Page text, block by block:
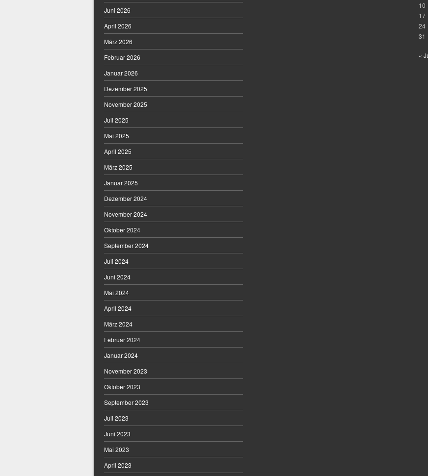
Juni 2026
April 2026
März 2026
Februar 2026
Januar 2026
Dezember 2025
November 2025
Juli 2025
Mai 2025
April 2025
März 2025
Januar 2025
Dezember 2024
November 2024
Oktober 2024
September 2024
Juli 2024
Juni 2024
Mai 2024
April 2024
März 2024
Februar 2024
Januar 2024
November 2023
Oktober 2023
September 2023
Juli 2023
Juni 2023
Mai 2023
April 2023
10
17
24
31
«